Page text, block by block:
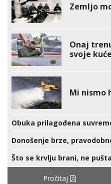
Zemljo
Onaj
svoje kuće
Mi nismo
Obuka prilagođena
Donošenje brze,
Što se krvlju brani, ne
Pročitaj